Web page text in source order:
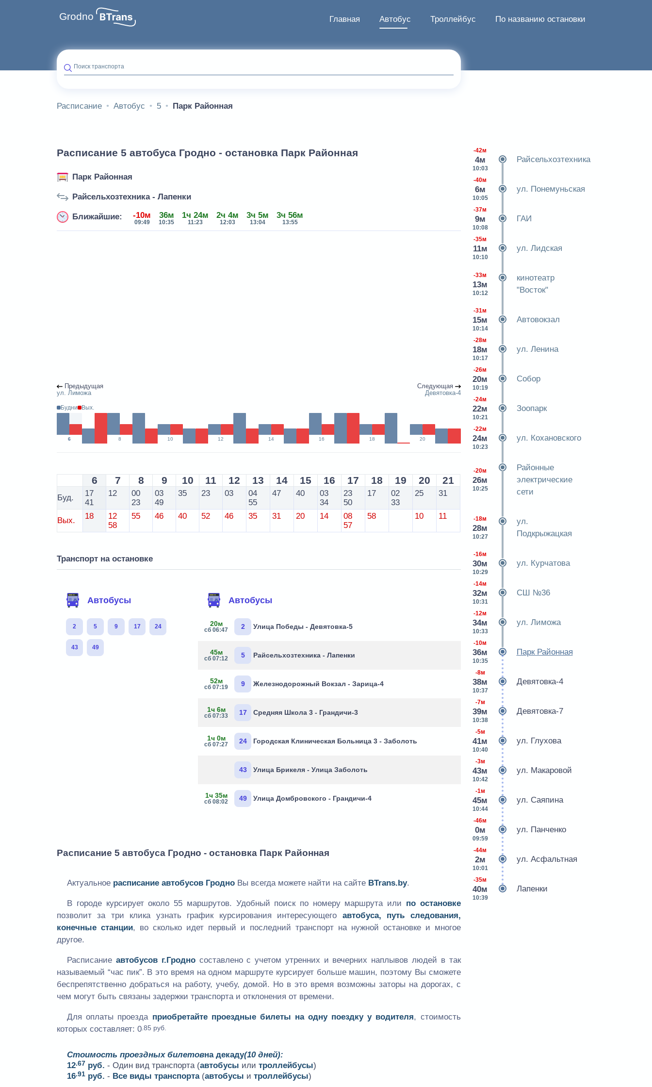
Grodno Главная Автобус Троллейбус По названию остановки
Поиск транспорта
Расписание Автобус 5 Парк Районная
Расписание 5 автобуса Гродно - остановка Парк Районная
Парк Районная
Райсельхозтехника - Лапенки
Ближайшие: -10м
09:49
36м
10:35
1ч 24м
11:23
2ч 4м
12:03
3ч 5м
13:04
3ч 56м
13:55
Предыдущая
ул. Лиможа
Следующая
Девятовка-4
Будни Вых.
6 8 10 12 14 16 18 20
6 7 8 9 10 11 12 13 14 15 16 17 18 19 20 21
Буд.
17
41
12
00
23
03
49
35 23 03
04
55
47 40
03
34
23
50
17
02
33
25 31
Вых. 18
12
58
55 46 40 52 46 35 31 20 14
08
57
58 10 11
Транспорт на остановке
Автобусы
2 5 9 17 24
43 49
Автобусы
20м
сб 06:47 2 Улица Победы - Девятовка-5
45м
сб 07:12 5 Райсельхозтехника - Лапенки
52м
сб 07:19 9 Железнодорожный Вокзал - Зарица-4
1ч 6м
сб 07:33 17 Средняя Школа 3 - Грандичи-3
1ч 0м
сб 07:27 24 Городская Клиническая Больница 3 - Заболоть
43 Улица Брикеля - Улица Заболоть
1ч 35м
сб 08:02 49 Улица Домбровского - Грандичи-4
Расписание 5 автобуса Гродно - остановка Парк Районная
Актуальное расписание автобусов Гродно Вы всегда можете найти на сайте BTrans.by.
В городе курсирует около 55 маршрутов. Удобный поиск по номеру маршрута или по остановке
позволит за три клика узнать график курсирования интересующего автобуса, путь следования,
конечные станции, во сколько идет первый и последний транспорт на нужной остановке и многое
другое.
Расписаниеавтобусов г.Гродносоставлено с учетом утренних и вечерних наплывов людей в так
называемый “час пик”. В это время на одном маршруте курсирует больше машин, поэтому Вы сможете
беспрепятственно добраться на работу, учебу, домой. Но в это время возможны заторы на дорогах, с
чем могут быть связаны задержки транспорта и отклонения от времени.
Для оплаты проезда приобретайте проездные билеты на одну поездку у водителя, стоимость
которых составляет: 0 .85 руб.
Стоимость проездных билетовна декаду(10 дней):
12.67 руб. - Один вид транспорта (автобусы илитроллейбусы)
16.91 руб. - Все виды транспорта(автобусы итроллейбусы)
-42м
4м
10:03
Райсельхозтехника
-40м
6м
10:05
ул. Понемуньская
-37м
9м
10:08
ГАИ
-35м
11м
10:10
ул. Лидская
-33м
13м
10:12
кинотеатр
"Восток"
-31м
15м
10:14
Автовокзал
-28м
18м
10:17
ул. Ленина
-26м
20м
10:19
Собор
-24м
22м
10:21
Зоопарк
-22м
24м
10:23
ул. Кохановского
-20м
26м
10:25
Районные
электрические
сети
-18м
28м
10:27
ул.
Подкрыжацкая
-16м
30м
10:29
ул. Курчатова
-14м
32м
10:31
СШ №36
-12м
34м
10:33
ул. Лиможа
-10м
36м
10:35
Парк Районная
-8м
38м
10:37
Девятовка-4
-7м
39м
10:38
Девятовка-7
-5м
41м
10:40
ул. Глухова
-3м
43м
10:42
ул. Макаровой
-1м
45м
10:44
ул. Саяпина
-46м
0м
09:59
ул. Панченко
-44м
2м
10:01
ул. Асфальтная
-35м
40м
10:39
Лапенки